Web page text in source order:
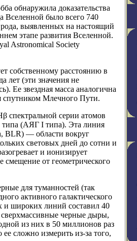
обнаружила доказательства
Вселенной было всего 740
выявленных на настоящий
этапе развития Вселенной.
Astronomical Society
собственному расстоянию в
лет (эти значения не
Ее звездная масса аналогична
спутником Млечного Пути.
спектральной серии атомов
типа (АЯГ I типа). Эта линия
BLR) — области вокруг
световых дней до сотни и
и ионизирует
смещение от геометрического
для туманностей (так
активного галактического
и широких линий составил 40
сверхмассивные черные дыры,
из них в 50 миллионов раз
сложно измерить из-за того,